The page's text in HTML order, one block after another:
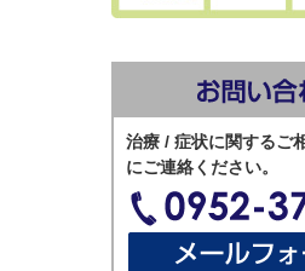
治療 / 症状に関するご
にご連絡ください。